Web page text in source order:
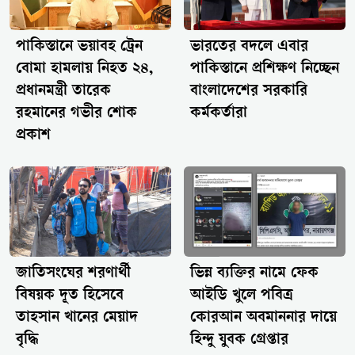
ঘটনার সত্যতা ও নিহতের সংখ্যা নিশ্চিত করেছেন।বগুড়ায় কাজের
সন্ধানে এসে প্রাণ গেল ৬ শ্রমিকেরএই ভয়াবহতার মাত্র কয়েক ঘণ্টা
আগে, সকাল ৫:৩০ টার দিকে বগুড়া-নওগাঁ মহাসড়কের এরুলিয়ার
সিলকি বান্ধা এলাকায় ঘটে আরেকটি মর্মান্তিক ঘটনা। ঢাকা থেকে
নওগাঁগামী একটি যাত্রীবাহী বাস চালক নিয়ন্ত্রণ হারালে গাড়িটি সড়ক
দুর্ঘটনায় পতিত হয়।পুলিশ ও স্থানীয় সূত্রে জানা গেছে, বাসটি প্রথমে
রাস্তার পাশে থাকা একটি বৈদ্যুতিক খুঁটিতে সজোরে ধাক্কা দেয় এবং
পরবর্তীতে পাশে কাজের উদ্দেশ্যে দাঁড়িয়ে থাকা অসহায় দিনমজুরদের
ভিড়ের ওপর উঠে পড়ে। সূর্য ওঠার আগেই পরিবারের আহার
জোগাতে কাজের খোঁজে জমা হওয়া এসব মেহনতি মানুষের ওপর
ঘাতক বাসটি পিষে দিয়ে চলে যায়।সংঘটনস্থলেই তিনজনের মৃত্যু
হয়। পরবর্তীতে উদ্ধার করে শহীদ জিয়াউর রহমান মেডিকেল কলেজ
(শজিমেক) হাসপাতালে নিয়ে যাওয়া হলে চিকিৎসাধীন অবস্থায়
আরও তিনজনের মৃত্যু হয়। এতে মোট মৃতের সংখ্যা দাঁড়ায় ছয়জনে।
এই ঘটনায় আরও অন্তত ১৫ জন শ্রমিক আহত হয়েছেন, যাদের
কয়েকজনের অবস্থা অত্যন্ত আশঙ্কাজনক।দুর্ঘটনার খবর ছড়িয়ে পড়লে
স্থানীয় হাজারও ক্ষুব্ধ ও শোকার্ত মানুষ ঘটনাস্থলে ভিড় জমান, যার
পাকিস্তানে ভয়াবহ ট্রেন
বোমা হামলায় নিহত ২৪,
প্রধানমন্ত্রী তারেক
রহমানের গভীর শোক
প্রকাশ
ভারতের বদলে এবার
পাকিস্তানে প্রশিক্ষণ নিচ্ছেন
বাংলাদেশের সরকারি
কর্মকর্তারা
জাতিসংঘের শরণার্থী
বিষয়ক দূত হিসেবে
তাহসান খানের মেয়াদ
বৃদ্ধি
ভিন্ন ব্যক্তির নামে ফেক
আইডি খুলে পবিত্র
কোরআন অবমাননার দায়ে
হিন্দু যুবক গ্রেপ্তার